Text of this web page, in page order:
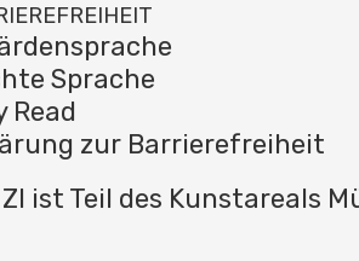
Sprache
Read
zur Barrierefreiheit
ZI ist Teil des Kunstareals